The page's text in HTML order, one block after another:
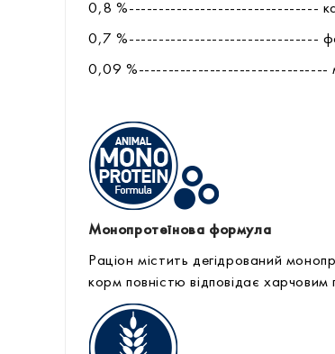
0,8 %--------------------------------
0,7 %--------------------------------
0,09 %--------------------------------
Монопротеїнова формула
Раціон містить дегідрований
корм повністю відповідає